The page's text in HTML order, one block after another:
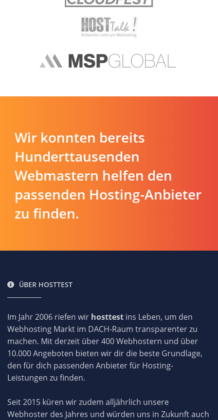
Wir konnten bereits
Hunderttausenden
Webmastern helfen den
passenden Hosting-Anbieter
zu finden.
ÜBER HOSTTEST
Im Jahr 2006 riefen wir hosttest ins Leben, um den
Webhosting Markt im DACH-Raum transparenter zu
machen. Mit derzeit über 400 Webhostern und über
10.000 Angeboten bieten wir dir die beste Grundlage,
den für dich passenden Anbieter für Hosting-
Leistungen zu finden.
Seit 2015 küren wir zudem alljährlich unsere
Webhoster des Jahres und würden uns in Zukunft auch